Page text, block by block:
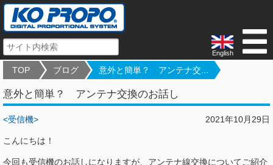
English
TOP ブログ 意外と簡単？ アンテナ交...
意外と簡単？ アンテナ交換のお話し
2021年10月29日
<受信機>
こんにちは！
今回も受信機のお話しになりますが、アンテナ線交換についてご紹介